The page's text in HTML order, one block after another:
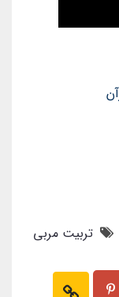
تربیت مربی